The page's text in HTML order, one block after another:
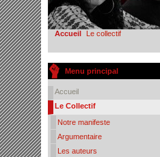
Accueil Le collectif
Menu principal
Accueil
Le Collectif
Notre manifeste
Argumentaire
Les auteurs